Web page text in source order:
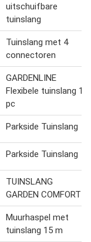
uitschuifbare
tuinslang
Tuinslang met 4
connectoren
GARDENLINE
Flexibele tuinslang 1
pc
Parkside Tuinslang
Parkside Tuinslang
TUINSLANG
GARDEN COMFORT
Muurhaspel met
tuinslang 15 m